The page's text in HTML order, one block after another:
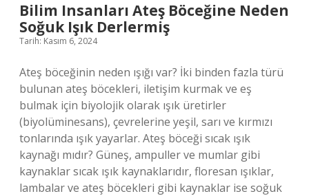
Bilim Insanları Ateş Böceğine Neden
Soğuk Işık Derlermiş
Tarih: Kasım 6, 2024
Ateş böceğinin neden ışığı var? İki binden fazla türü
bulunan ateş böcekleri, iletişim kurmak ve eş
bulmak için biyolojik olarak ışık üretirler
(biyolüminesans), çevrelerine yeşil, sarı ve kırmızı
tonlarında ışık yayarlar. Ateş böceği sıcak ışık
kaynağı mıdır? Güneş, ampuller ve mumlar gibi
kaynaklar sıcak ışık kaynaklarıdır, floresan ışıklar,
lambalar ve ateş böcekleri gibi kaynaklar ise soğuk